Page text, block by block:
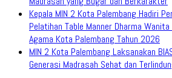
Kepala MIN 2 Kota Palembang Hadiri
Pelatihan Table Manner Dharma
Agama Kota Palembang Tahun 2026
MIN 2 Kota Palembang Laksanakan
Generasi Madrasah Sehat dan